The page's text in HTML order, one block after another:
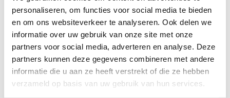
personaliseren, om functies voor social media te bieden
en om ons websiteverkeer te analyseren. Ook delen we
informatie over uw gebruik van onze site met onze
partners voor social media, adverteren en analyse. Deze
partners kunnen deze gegevens combineren met andere
informatie die u aan ze heeft verstrekt of die ze hebben
verzameld op basis van uw gebruik van hun services.
2
Slapen in de Torensuite van een kasteel met uitzicht over de kasteeltuin
Nederland Limburg Elsloo
€ 219 vanaf prijs 4,0